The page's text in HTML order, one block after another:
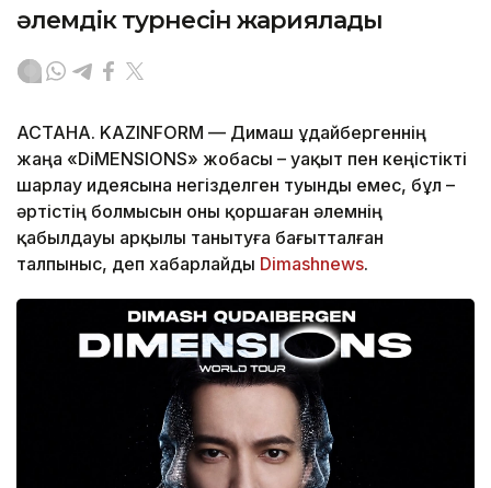
әлемдік турнесін жариялады
АСТАНА. KAZINFORM — Димаш Құдайбергеннің
жаңа «DiMENSIONS» жобасы – уақыт пен кеңістікті
шарлау идеясына негізделген туынды емес, бұл –
әртістің болмысын оны қоршаған әлемнің
қабылдауы арқылы танытуға бағытталған
талпыныс, деп хабарлайды Dimashnews.